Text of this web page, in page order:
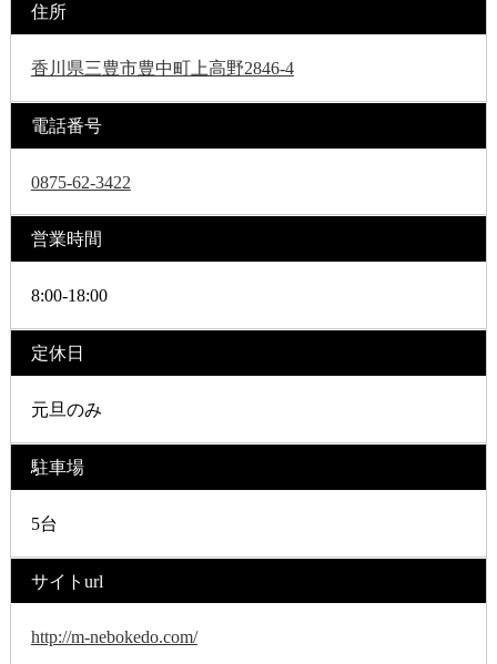
住所
香川県三豊市豊中町上高野2846-4
電話番号
0875-62-3422
営業時間
8:00-18:00
定休日
元旦のみ
駐車場
5台
サイトurl
http://m-nebokedo.com/